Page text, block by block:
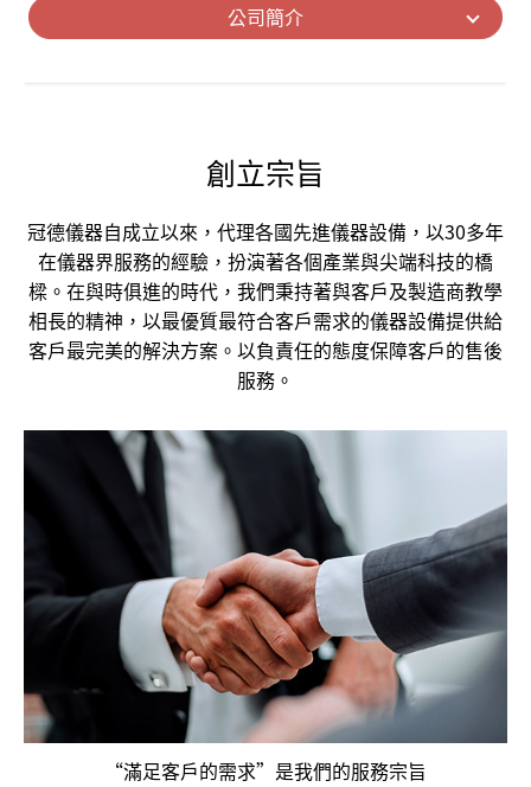
公司簡介
創立宗旨
冠德儀器自成立以來，代理各國先進儀器設備，以30多年
在儀器界服務的經驗，扮演著各個產業與尖端科技的橋
樑。 在與時俱進的時代，我們秉持著與客戶及製造商教學
相長的精神，以最優質最符合客戶需求的儀器設備提供給
客戶最完美的解決方案。 以負責任的態度保障客戶的售後
服務。
“滿足客戶的需求”是我們的服務宗旨